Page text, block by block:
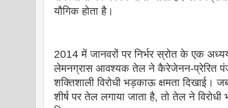
यौगिक होता है।
2014 में जानवरों पर निर्भर स्रोत के एक
लेमनग्रास आवश्यक तेल ने कैरेजेनन-प्रेरित
शक्तिशाली विरोधी भड़काऊ क्षमता दिखाई।
शीर्ष पर तेल लगाया जाता है, तो तेल ने